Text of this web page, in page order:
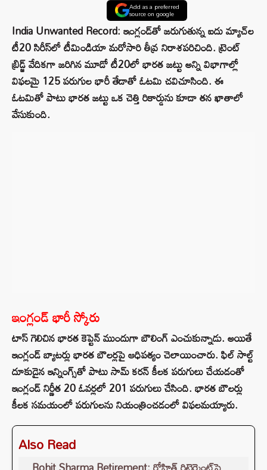
Add as a preferred
source on google
India Unwanted Record: ఇంగ్లండ్‌తో జరుగుతున్న ఐదు మ్యాచ్‌ల
టీ20 సిరీస్‌లో టీమిండియా మరోసారి తీవ్ర నిరాశపరిచింది. ట్రెంట్
బ్రిడ్జ్ వేదికగా జరిగిన మూడో టీ20లో భారత జట్టు అన్ని విభాగాల్లో
విఫలమై 125 పరుగుల భారీ తేడాతో ఓటమి చవిచూసింది. ఈ
ఓటమితో పాటు భారత జట్టు ఒక చెత్తి రికార్డును కూడా తన ఖాతాలో
వేసుకుంది.
ఇంగ్లండ్ భారీ స్కోరు
టాస్ గెలిచిన భారత కెప్టెన్ ముందుగా బౌలింగ్ ఎంచుకున్నాడు. అయితే
ఇంగ్లండ్ బ్యాటర్లు భారత బౌలర్లపై ఆధిపత్యం చెలాయించారు. ఫిల్ సాల్ట్
దూకుడైన ఇన్నింగ్స్‌తో పాటు సామ్ కరన్ కీలక పరుగులు చేయడంతో
ఇంగ్లండ్ నిర్ణీత 20 ఓవర్లలో 201 పరుగులు చేసింది. భారత బౌలర్లు
కీలక సమయంలో పరుగులను నియంత్రించడంలో విఫలమయ్యారు.
Also Read